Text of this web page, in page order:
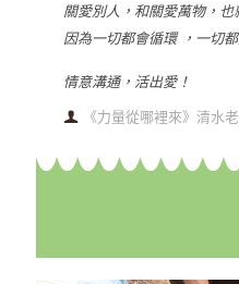
關愛別人，和關愛萬物，
因為一切都會循環 ，一切
情意溝通，活出愛！
《力量從哪裡來》清水